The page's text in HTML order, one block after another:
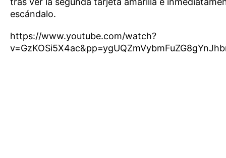
escándalo.
https://www.youtube.com/watch?